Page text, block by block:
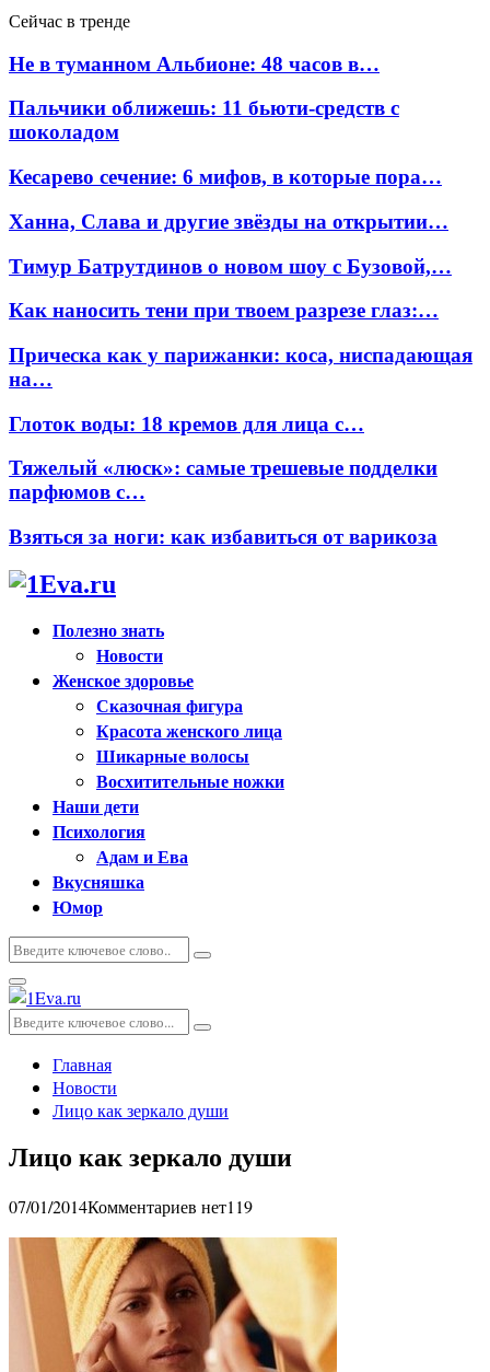
Сейчас в тренде
Не в туманном Альбионе: 48 часов в…
Пальчики оближешь: 11 бьюти-средств с
шоколадом
Кесарево сечение: 6 мифов, в которые пора…
Ханна, Слава и другие звёзды на открытии…
Тимур Батрутдинов о новом шоу с Бузовой,…
Как наносить тени при твоем разрезе глаз:…
Прическа как у парижанки: коса, ниспадающая
на…
Глоток воды: 18 кремов для лица с…
Тяжелый «люск»: самые трешевые подделки
парфюмов с…
Взяться за ноги: как избавиться от варикоза
Полезно знать
Новости
Женское здоровье
Сказочная фигура
Красота женского лица
Шикарные волосы
Восхитительные ножки
Наши дети
Психология
Адам и Ева
Вкусняшка
Юмор
Искать:
Поиск
Основное
меню
Искать:
Поиск
Главная
Новости
Лицо как зеркало души
Лицо как зеркало души
07/01/2014Комментариев нет119